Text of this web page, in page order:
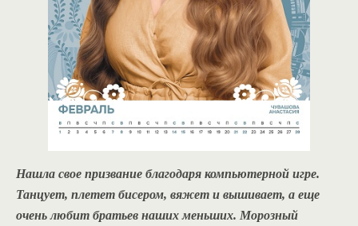
Нашла свое призвание благодаря компьютерной игре.
Танцует, плетет бисером, вяжет и вышивает, а еще
очень любит братьев наших меньших. Морозный